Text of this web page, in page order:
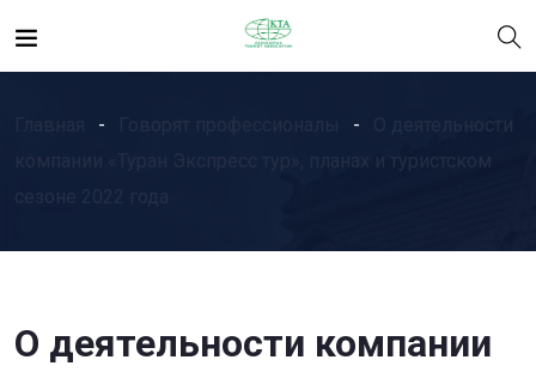
О деятельности компании